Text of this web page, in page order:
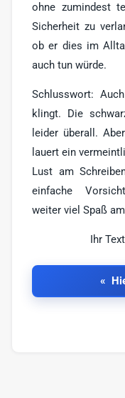
ohne zumindest
Sicherheit zu
ob er dies im
auch tun würde.
Schlusswort:
klingt. Die
leider überall.
lauert ein
Lust am
einfache
weiter viel Spaß
Ihr